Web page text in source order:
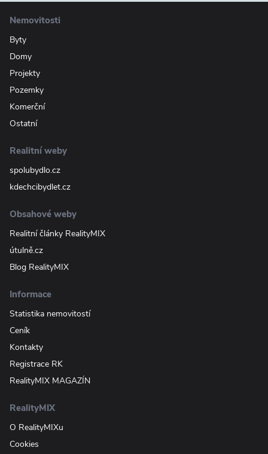
Nemovitosti
Byty
Domy
Projekty
Pozemky
Komerční
Ostatní
Realitní weby
spolubydlo.cz
kdechcibydlet.cz
Obsahové weby
Realitní články RealityMIX
útulně.cz
Blog RealityMIX
Informace
Statistika nemovitostí
Ceník
Kontakty
Registrace RK
RealityMIX MAGAZÍN
RealityMIX
O RealityMIXu
Cookies